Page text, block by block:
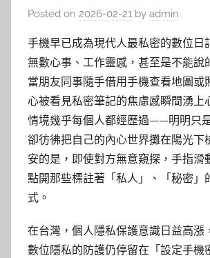
Posted on 2026-02-21 by admin
手機早已成為現代人最私密的數位日
無數心事、工作靈感，甚至是不能說
當朋友同事隨手借用手機查看地圖或
心被看見私密筆記的焦慮感瞬間湧上
情境幾乎每個人都經歷過——明明只
卻彷彿把自己的內心世界攤在陽光下
安的是，即使對方無意窺探，手指滑
點開那些標註著「私人」、「秘密」
式。
在台灣，個人隱私保護意識日益高漲
數位隱私的防護仍停留在「設定手機